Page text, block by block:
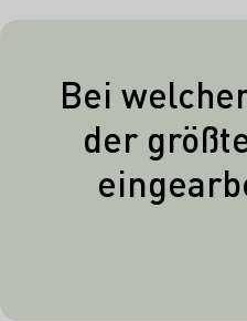
Bei
der
Bei Grünglas
knapp
eingearbeitet,
90%. Der
Anteile ist